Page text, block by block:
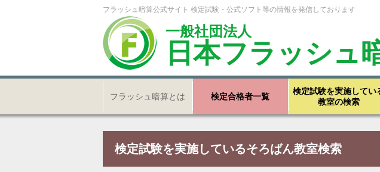
フラッシュ暗算公式サイト 検定試験・公式ソフト等の情報を発信しております
一般社団法人
日本フラッシュ
フラッシュ暗算とは 検定合格者一覧
検定試験を実施してい
教室の検索
検定試験を実施しているそろばん教室検索